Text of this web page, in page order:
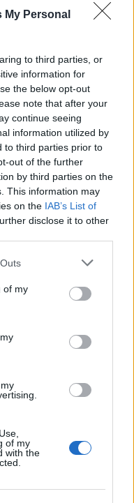
My Personal
to third parties, or
information for
the below opt-out
note that after your
continue seeing
information utilized by
to third parties prior to
out of the further
by third parties on the
This information may
on the IAB’s List of
disclose it to other
of my
of my
with the